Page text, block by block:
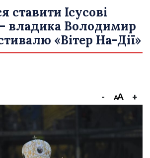
ставити Ісусові
владика Володимир
«Вітер На-Дії»
- +